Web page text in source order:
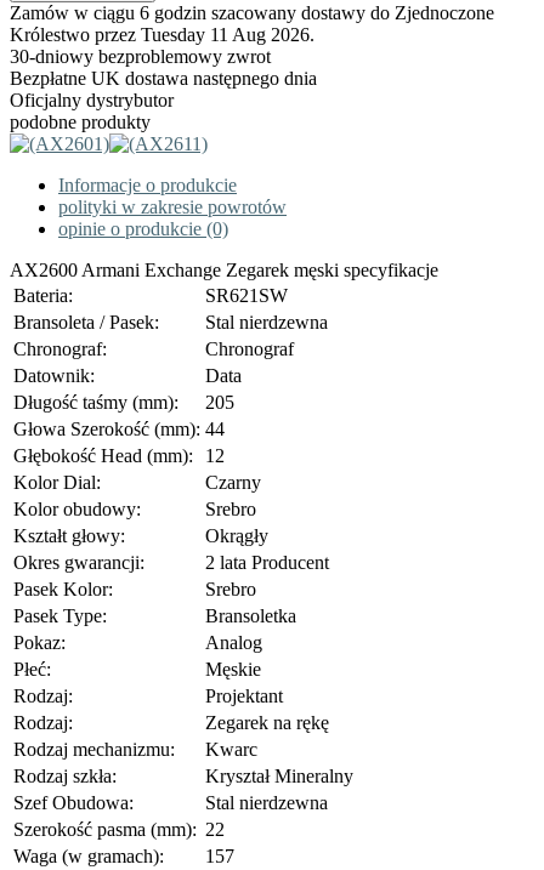
Zamów w ciągu 6 godzin szacowany dostawy do Zjednoczone
Królestwo przez Tuesday 11 Aug 2026.
30-dniowy bezproblemowy zwrot
Bezpłatne UK dostawa następnego dnia
Oficjalny dystrybutor
podobne produkty
Informacje o produkcie
polityki w zakresie powrotów
opinie o produkcie (0)
AX2600 Armani Exchange Zegarek męski specyfikacje
Bateria:
SR621SW
Bransoleta / Pasek:
Stal nierdzewna
Chronograf:
Chronograf
Datownik:
Data
Długość taśmy (mm):
205
Głowa Szerokość (mm): 44
Głębokość Head (mm):
12
Kolor Dial:
Czarny
Kolor obudowy:
Srebro
Kształt głowy:
Okrągły
Okres gwarancji:
2 lata Producent
Pasek Kolor:
Srebro
Pasek Type:
Bransoletka
Pokaz:
Analog
Płeć:
Męskie
Rodzaj:
Projektant
Rodzaj:
Zegarek na rękę
Rodzaj mechanizmu:
Kwarc
Rodzaj szkła:
Kryształ Mineralny
Szef Obudowa:
Stal nierdzewna
Szerokość pasma (mm): 22
Waga (w gramach):
157